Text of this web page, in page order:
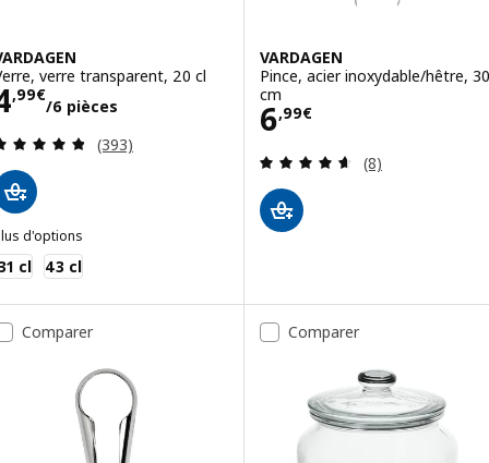
verre transparent, 20 cl
,99€
/6 pièces
4,99€/6 pièces
Révision: 4.8 hors de 5 étoiles. Nombre total de
(393)
d'options
cl 43 cl
VARDAGEN
Pince, acier inoxydable/hêtre, 30
cm
6,99€
Prix 6,99€
Révision: 4.6
(8)
Comparer Comparer